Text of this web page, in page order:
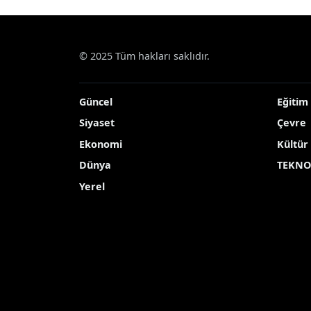
© 2025 Tüm hakları saklıdır.
Güncel
Siyaset
Ekonomi
Dünya
Yerel
Eğitim
Çevre
Kültür